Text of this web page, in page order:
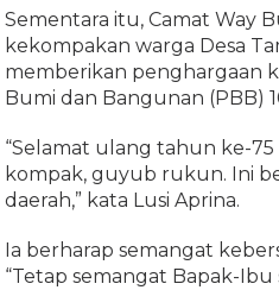
Sementara itu, Camat Way
kekompakan warga Desa
memberikan penghargaan
Bumi dan Bangunan (PBB)
“Selamat ulang tahun ke-
kompak, guyub rukun. Ini
daerah,” kata Lusi Aprina.
Ia berharap semangat
“Tetap semangat Bapak-